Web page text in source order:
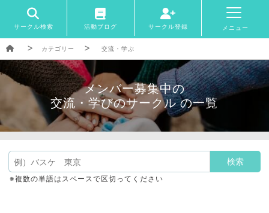
サークル検索 活動ブログ サークル登録 メニュー
カテゴリー 交流・学ぶ
メンバー募集中の
交流・学びのサークル の一覧
※複数の単語はスペースで区切ってください